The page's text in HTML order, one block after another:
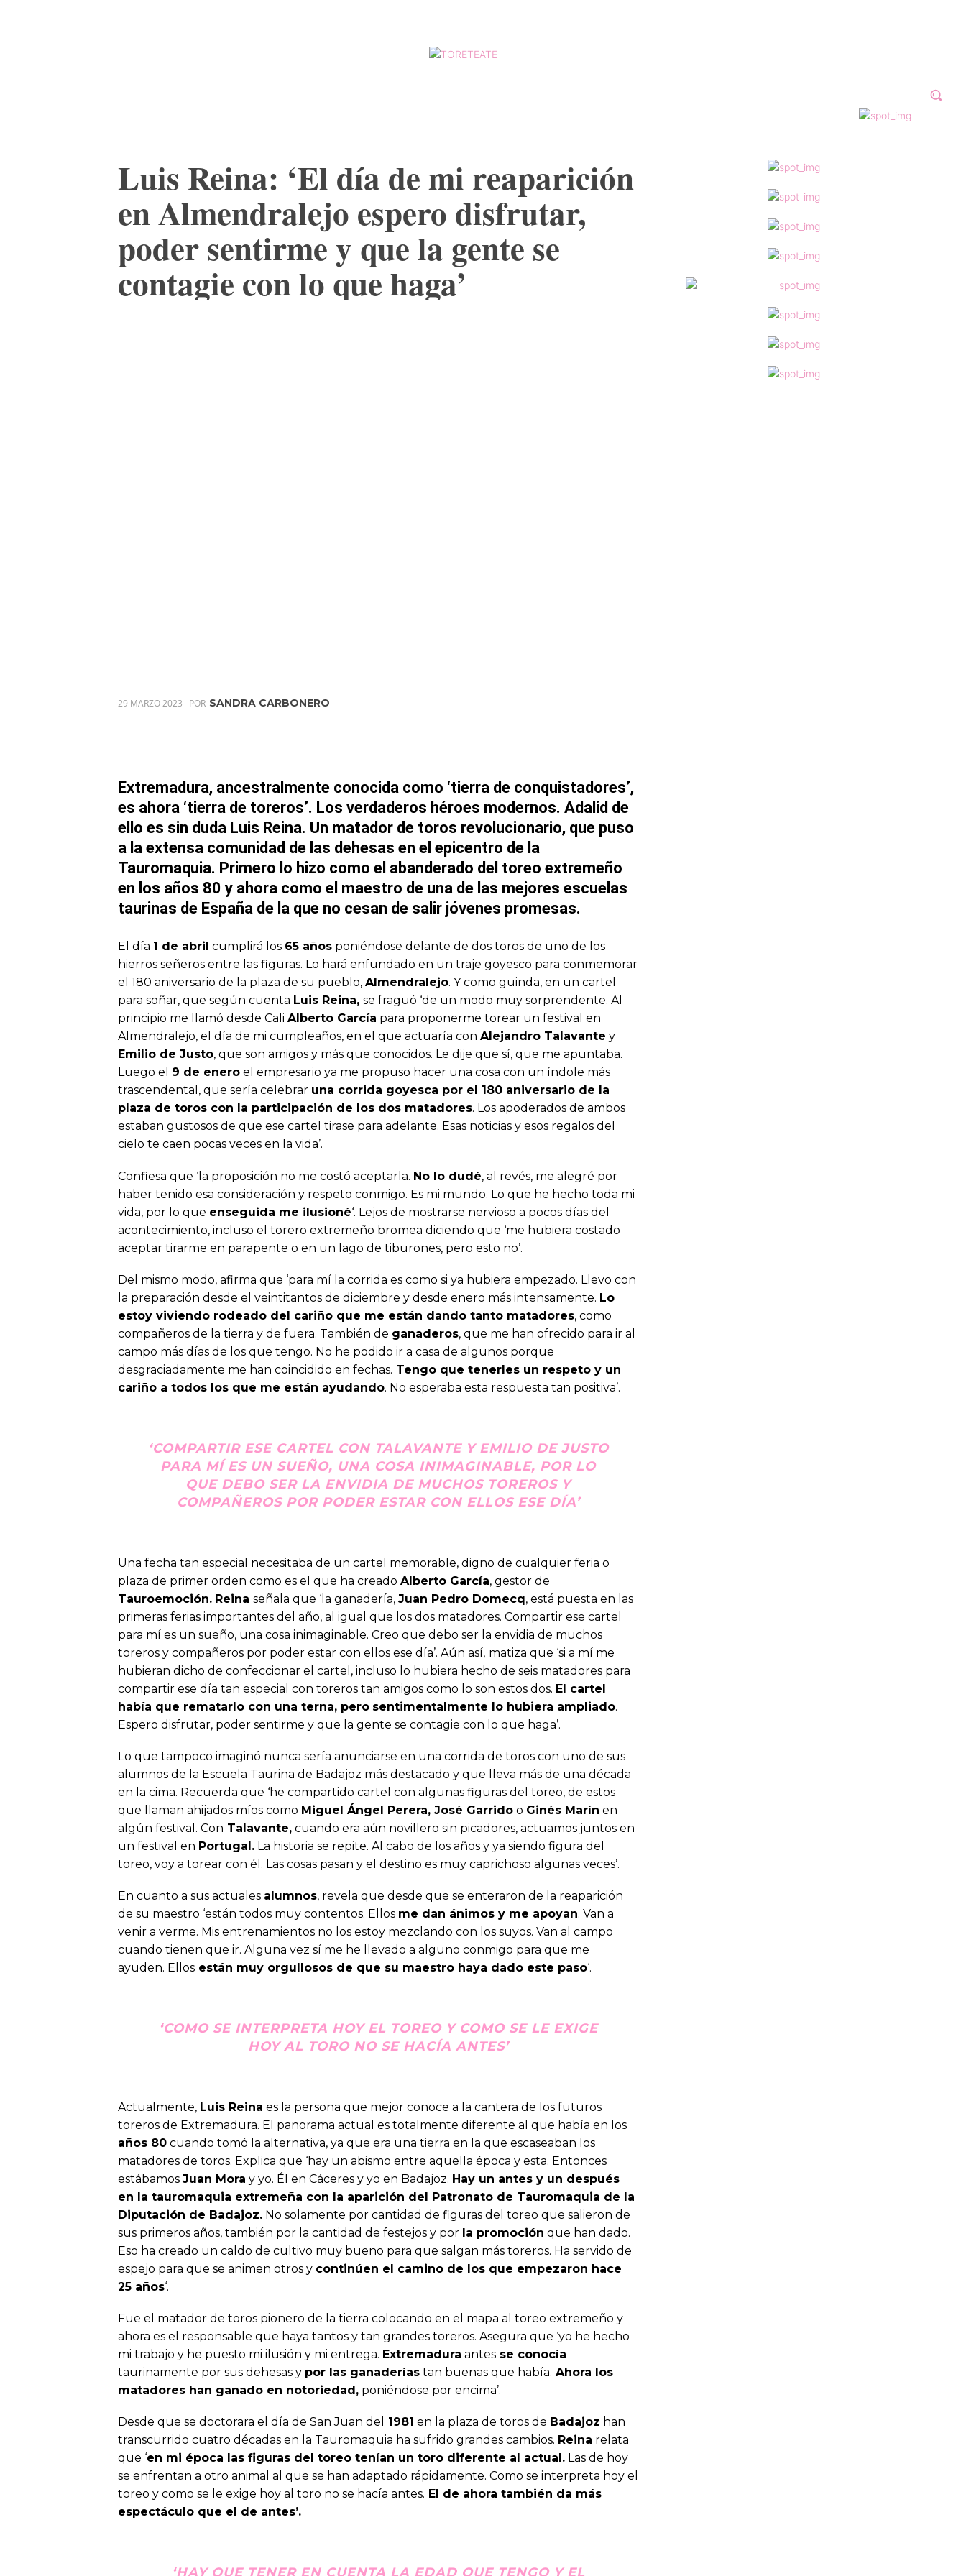
Luis Reina: ‘El día de mi reaparición
en Almendralejo espero disfrutar,
poder sentirme y que la gente se
contagie con lo que haga’
29 MARZO 2023 POR SANDRA CARBONERO
Extremadura, ancestralmente conocida como ‘tierra de conquistadores’,
es ahora ‘tierra de toreros’. Los verdaderos héroes modernos. Adalid de
ello es sin duda Luis Reina. Un matador de toros revolucionario, que puso
a la extensa comunidad de las dehesas en el epicentro de la
Tauromaquia. Primero lo hizo como el abanderado del toreo extremeño
en los años 80 y ahora como el maestro de una de las mejores escuelas
taurinas de España de la que no cesan de salir jóvenes promesas.
El día 1 de abril cumplirá los 65 años poniéndose delante de dos toros de uno de los
hierros señeros entre las figuras. Lo hará enfundado en un traje goyesco para conmemorar
el 180 aniversario de la plaza de su pueblo, Almendralejo. Y como guinda, en un cartel
para soñar, que según cuenta Luis Reina, se fraguó ‘de un modo muy sorprendente. Al
principio me llamó desde Cali Alberto García para proponerme torear un festival en
Almendralejo, el día de mi cumpleaños, en el que actuaría con Alejandro Talavante y
Emilio de Justo, que son amigos y más que conocidos. Le dije que sí, que me apuntaba.
Luego el 9 de enero el empresario ya me propuso hacer una cosa con un índole más
trascendental, que sería celebrar una corrida goyesca por el 180 aniversario de la
plaza de toros con la participación de los dos matadores. Los apoderados de ambos
estaban gustosos de que ese cartel tirase para adelante. Esas noticias y esos regalos del
cielo te caen pocas veces en la vida’.
Confiesa que ‘la proposición no me costó aceptarla. No lo dudé, al revés, me alegré por
haber tenido esa consideración y respeto conmigo. Es mi mundo. Lo que he hecho toda mi
vida, por lo que enseguida me ilusioné‘. Lejos de mostrarse nervioso a pocos días del
acontecimiento, incluso el torero extremeño bromea diciendo que ‘me hubiera costado
aceptar tirarme en parapente o en un lago de tiburones, pero esto no’.
Del mismo modo, afirma que ‘para mí la corrida es como si ya hubiera empezado. Llevo con
la preparación desde el veintitantos de diciembre y desde enero más intensamente. Lo
estoy viviendo rodeado del cariño que me están dando tanto matadores, como
compañeros de la tierra y de fuera. También de ganaderos, que me han ofrecido para ir al
campo más días de los que tengo. No he podido ir a casa de algunos porque
desgraciadamente me han coincidido en fechas. Tengo que tenerles un respeto y un
cariño a todos los que me están ayudando. No esperaba esta respuesta tan positiva’.
‘COMPARTIR ESE CARTEL CON TALAVANTE Y EMILIO DE JUSTO
PARA MÍ ES UN SUEÑO, UNA COSA INIMAGINABLE, POR LO
QUE DEBO SER LA ENVIDIA DE MUCHOS TOREROS Y
COMPAÑEROS POR PODER ESTAR CON ELLOS ESE DÍA’
Una fecha tan especial necesitaba de un cartel memorable, digno de cualquier feria o
plaza de primer orden como es el que ha creado Alberto García, gestor de
Tauroemoción. Reina señala que ‘la ganadería, Juan Pedro Domecq, está puesta en las
primeras ferias importantes del año, al igual que los dos matadores. Compartir ese cartel
para mí es un sueño, una cosa inimaginable. Creo que debo ser la envidia de muchos
toreros y compañeros por poder estar con ellos ese día’. Aún así, matiza que ‘si a mí me
hubieran dicho de confeccionar el cartel, incluso lo hubiera hecho de seis matadores para
compartir ese día tan especial con toreros tan amigos como lo son estos dos. El cartel
había que rematarlo con una terna, pero sentimentalmente lo hubiera ampliado.
Espero disfrutar, poder sentirme y que la gente se contagie con lo que haga’.
Lo que tampoco imaginó nunca sería anunciarse en una corrida de toros con uno de sus
alumnos de la Escuela Taurina de Badajoz más destacado y que lleva más de una década
en la cima. Recuerda que ‘he compartido cartel con algunas figuras del toreo, de estos
que llaman ahijados míos como Miguel Ángel Perera, José Garrido o Ginés Marín en
algún festival. Con Talavante, cuando era aún novillero sin picadores, actuamos juntos en
un festival en Portugal. La historia se repite. Al cabo de los años y ya siendo figura del
toreo, voy a torear con él. Las cosas pasan y el destino es muy caprichoso algunas veces’.
En cuanto a sus actuales alumnos, revela que desde que se enteraron de la reaparición
de su maestro ‘están todos muy contentos. Ellos me dan ánimos y me apoyan. Van a
venir a verme. Mis entrenamientos no los estoy mezclando con los suyos. Van al campo
cuando tienen que ir. Alguna vez sí me he llevado a alguno conmigo para que me
ayuden. Ellos están muy orgullosos de que su maestro haya dado este paso‘.
‘COMO SE INTERPRETA HOY EL TOREO Y COMO SE LE EXIGE
HOY AL TORO NO SE HACÍA ANTES’
Actualmente, Luis Reina es la persona que mejor conoce a la cantera de los futuros
toreros de Extremadura. El panorama actual es totalmente diferente al que había en los
años 80 cuando tomó la alternativa, ya que era una tierra en la que escaseaban los
matadores de toros. Explica que ‘hay un abismo entre aquella época y esta. Entonces
estábamos Juan Mora y yo. Él en Cáceres y yo en Badajoz. Hay un antes y un después
en la tauromaquia extremeña con la aparición del Patronato de Tauromaquia de la
Diputación de Badajoz. No solamente por cantidad de figuras del toreo que salieron de
sus primeros años, también por la cantidad de festejos y por la promoción que han dado.
Eso ha creado un caldo de cultivo muy bueno para que salgan más toreros. Ha servido de
espejo para que se animen otros y continúen el camino de los que empezaron hace
25 años‘.
Fue el matador de toros pionero de la tierra colocando en el mapa al toreo extremeño y
ahora es el responsable que haya tantos y tan grandes toreros. Asegura que ‘yo he hecho
mi trabajo y he puesto mi ilusión y mi entrega. Extremadura antes se conocía
taurinamente por sus dehesas y por las ganaderías tan buenas que había. Ahora los
matadores han ganado en notoriedad, poniéndose por encima’.
Desde que se doctorara el día de San Juan del 1981 en la plaza de toros de Badajoz han
transcurrido cuatro décadas en la Tauromaquia ha sufrido grandes cambios. Reina relata
que ‘en mi época las figuras del toreo tenían un toro diferente al actual. Las de hoy
se enfrentan a otro animal al que se han adaptado rápidamente. Como se interpreta hoy el
toreo y como se le exige hoy al toro no se hacía antes. El de ahora también da más
espectáculo que el de antes’.
‘HAY QUE TENER EN CUENTA LA EDAD QUE TENGO Y EL